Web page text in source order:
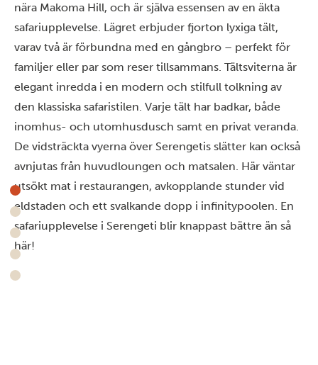
nära Makoma Hill, och är själva essensen av en äkta
safariupplevelse. Lägret erbjuder fjorton lyxiga tält,
varav två är förbundna med en gångbro – perfekt för
familjer eller par som reser tillsammans. Tältsviterna är
elegant inredda i en modern och stilfull tolkning av
den klassiska safaristilen. Varje tält har badkar, både
inomhus- och utomhusdusch samt en privat veranda.
De vidsträckta vyerna över Serengetis slätter kan också
avnjutas från huvudloungen och matsalen. Här väntar
utsökt mat i restaurangen, avkopplande stunder vid
eldstaden och ett svalkande dopp i infinitypoolen. En
safariupplevelse i Serengeti blir knappast bättre än så
här!